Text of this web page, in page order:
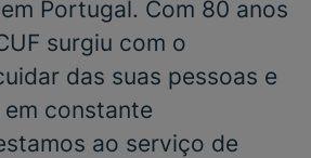
Portugal. Com 80 anos
surgiu com o
das suas pessoas e
constante
ao serviço de